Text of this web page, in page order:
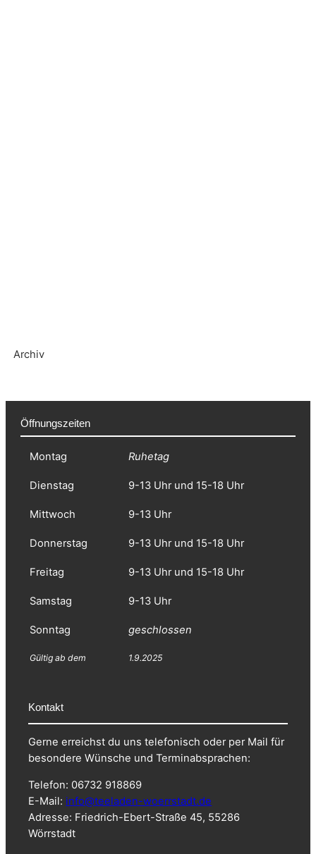
Archiv
Öffnungszeiten
Montag Ruhetag
Dienstag 9-13 Uhr und 15-18 Uhr
Mittwoch 9-13 Uhr
Donnerstag 9-13 Uhr und 15-18 Uhr
Freitag 9-13 Uhr und 15-18 Uhr
Samstag 9-13 Uhr
Sonntag geschlossen
Gültig ab dem 1.9.2025
Kontakt
Gerne erreichst du uns telefonisch oder per Mail für
besondere Wünsche und Terminabsprachen:
Telefon: 06732 918869
E-Mail: info@teeladen-woerrstadt.de
Adresse: Friedrich-Ebert-Straße 45, 55286
Wörrstadt